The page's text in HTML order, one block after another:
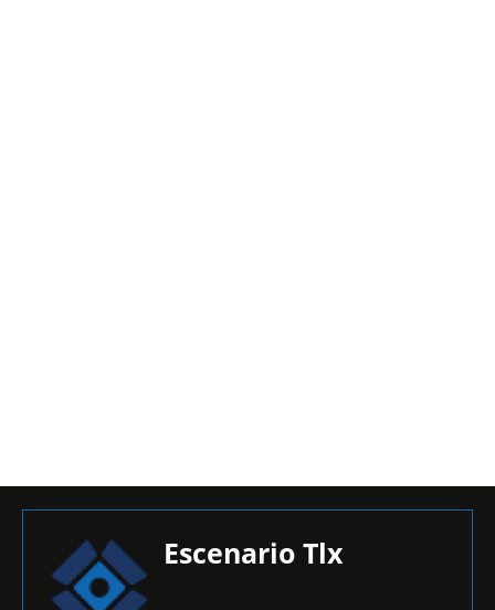
Escenario Tlx